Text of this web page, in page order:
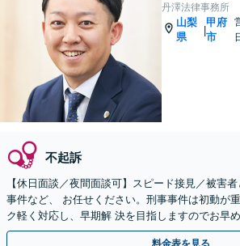
丹澤法律事務所
山梨
県
|
甲府
市
不起訴
【休日面談／夜間面談可】スピード接見／被害
事件など、 お任せください。刑事事件は初動が
ク軽く対応し、早期解 決を目指しますのでお早
料金表を見る